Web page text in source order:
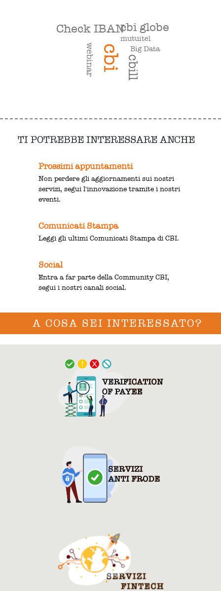
cbi cbill
cbi globe
Check IBAN
webinar
mutuitel
Big Data
TI POTREBBE INTERESSARE ANCHE
Prossimi appuntamenti
Non perdere gli aggiornamenti sui nostri
servizi, segui l'innovazione tramite i nostri
eventi.
Comunicati Stampa
Leggi gli ultimi Comunicati Stampa di CBI.
Social
Entra a far parte della Community CBI,
segui i nostri canali social.
A COSA SEI INTERESSATO?